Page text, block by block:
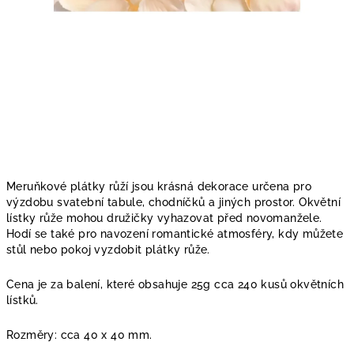
Meruňkové plátky růží jsou krásná dekorace určena pro
výzdobu svatební tabule, chodníčků a jiných prostor. Okvětní
lístky růže mohou družičky vyhazovat před novomanžele.
Hodí se také pro navození romantické atmosféry, kdy můžete
stůl nebo pokoj vyzdobit plátky růže.
Cena je za balení, které obsahuje 25g cca 240 kusů okvětních
lístků.
Rozměry: cca 40 x 40 mm.